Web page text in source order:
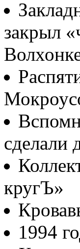
закрыл
сделали
кругЪ»
1994